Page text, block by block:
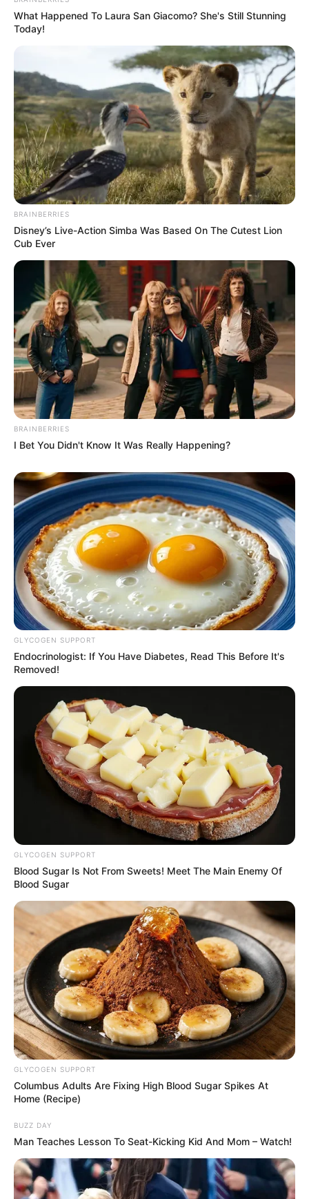
What Happened To Laura San Giacomo? She's Still Stunning
Today!
BRAINBERRIES
Disney’s Live-Action Simba Was Based On The Cutest Lion
Cub Ever
BRAINBERRIES
I Bet You Didn't Know It Was Really Happening?
GLYCOGEN SUPPORT
Endocrinologist: If You Have Diabetes, Read This Before It's
Removed!
GLYCOGEN SUPPORT
Blood Sugar Is Not From Sweets! Meet The Main Enemy Of
Blood Sugar
GLYCOGEN SUPPORT
Columbus Adults Are Fixing High Blood Sugar Spikes At
Home (Recipe)
BUZZ DAY
Man Teaches Lesson To Seat-Kicking Kid And Mom – Watch!